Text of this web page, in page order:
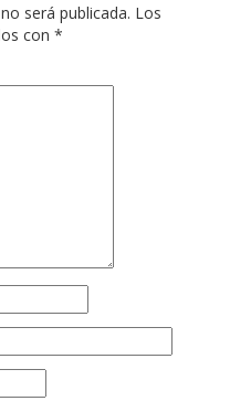
será publicada. Los
con *